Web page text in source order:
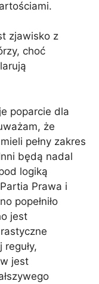
zjawisko z
choć
poparcie dla
że
pełny zakres
będą nadal
logiką
Prawa i
popełniło
jest
jest